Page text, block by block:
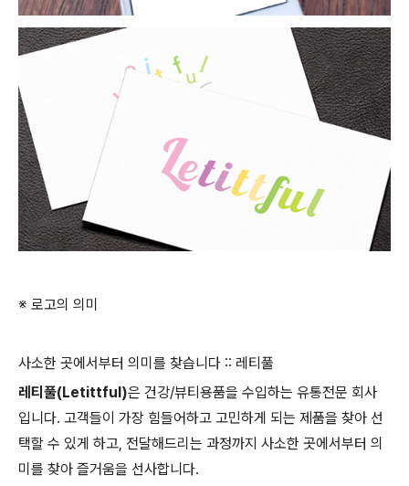
※ 로고의 의미
사소한 곳에서부터 의미를 찾습니다 :: 레티풀
레티풀(Letittful)은 건강/뷰티용품을 수입하는 유통전문 회사
입니다. 고객들이 가장 힘들어하고 고민하게 되는 제품을 찾아 선
택할 수 있게 하고, 전달해드리는 과정까지 사소한 곳에서부터 의
미를 찾아 즐거움을 선사합니다.